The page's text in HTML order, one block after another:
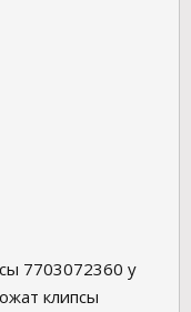
7703072360 у
клипсы